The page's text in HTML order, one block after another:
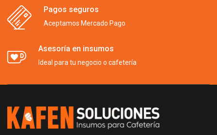
Pagos seguros
Aceptamos Mercado Pago
Asesoría en insumos
Ideal para tu negocio o cafetería